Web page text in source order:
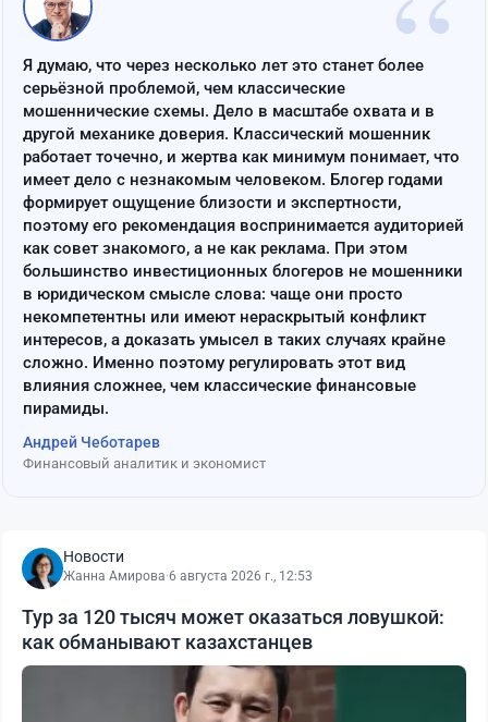
“
Я думаю, что через несколько лет это станет более
серьёзной проблемой, чем классические
мошеннические схемы. Дело в масштабе охвата и в
другой механике доверия. Классический мошенник
работает точечно, и жертва как минимум понимает, что
имеет дело с незнакомым человеком. Блогер годами
формирует ощущение близости и экспертности,
поэтому его рекомендация воспринимается аудиторией
как совет знакомого, а не как реклама. При этом
большинство инвестиционных блогеров не мошенники
в юридическом смысле слова: чаще они просто
некомпетентны или имеют нераскрытый конфликт
интересов, а доказать умысел в таких случаях крайне
сложно. Именно поэтому регулировать этот вид
влияния сложнее, чем классические финансовые
пирамиды.
Андрей Чеботарев
Финансовый аналитик и экономист
Новости
Жанна Амирова·6 августа 2026 г., 12:53
Тур за 120 тысяч может оказаться ловушкой:
как обманывают казахстанцев